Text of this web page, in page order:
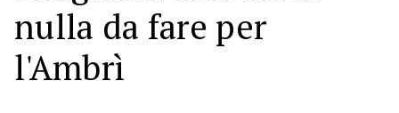
nulla da fare per
l'Ambrì